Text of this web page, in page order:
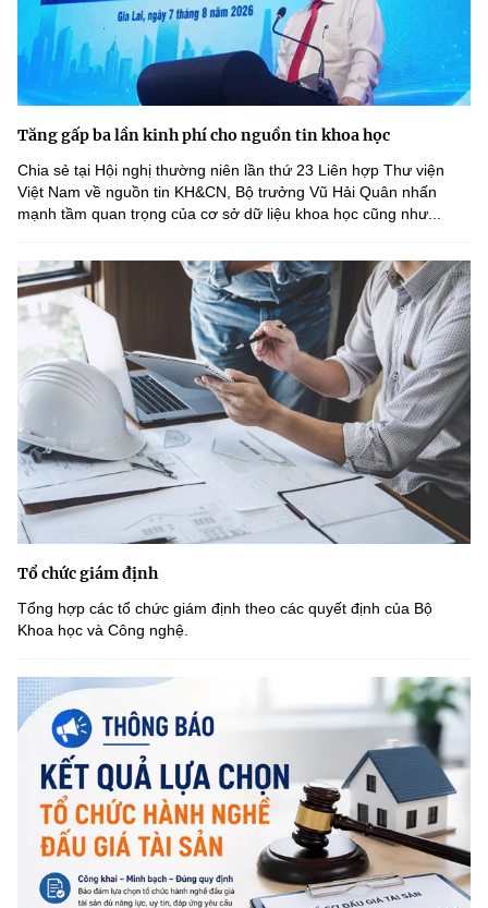
Tăng gấp ba lần kinh phí cho nguồn tin khoa học
Chia sẻ tại Hội nghị thường niên lần thứ 23 Liên hợp Thư viện
Việt Nam về nguồn tin KH&CN, Bộ trưởng Vũ Hải Quân nhấn
mạnh tầm quan trọng của cơ sở dữ liệu khoa học cũng như...
Tổ chức giám định
Tổng hợp các tổ chức giám định theo các quyết định của Bộ
Khoa học và Công nghệ.